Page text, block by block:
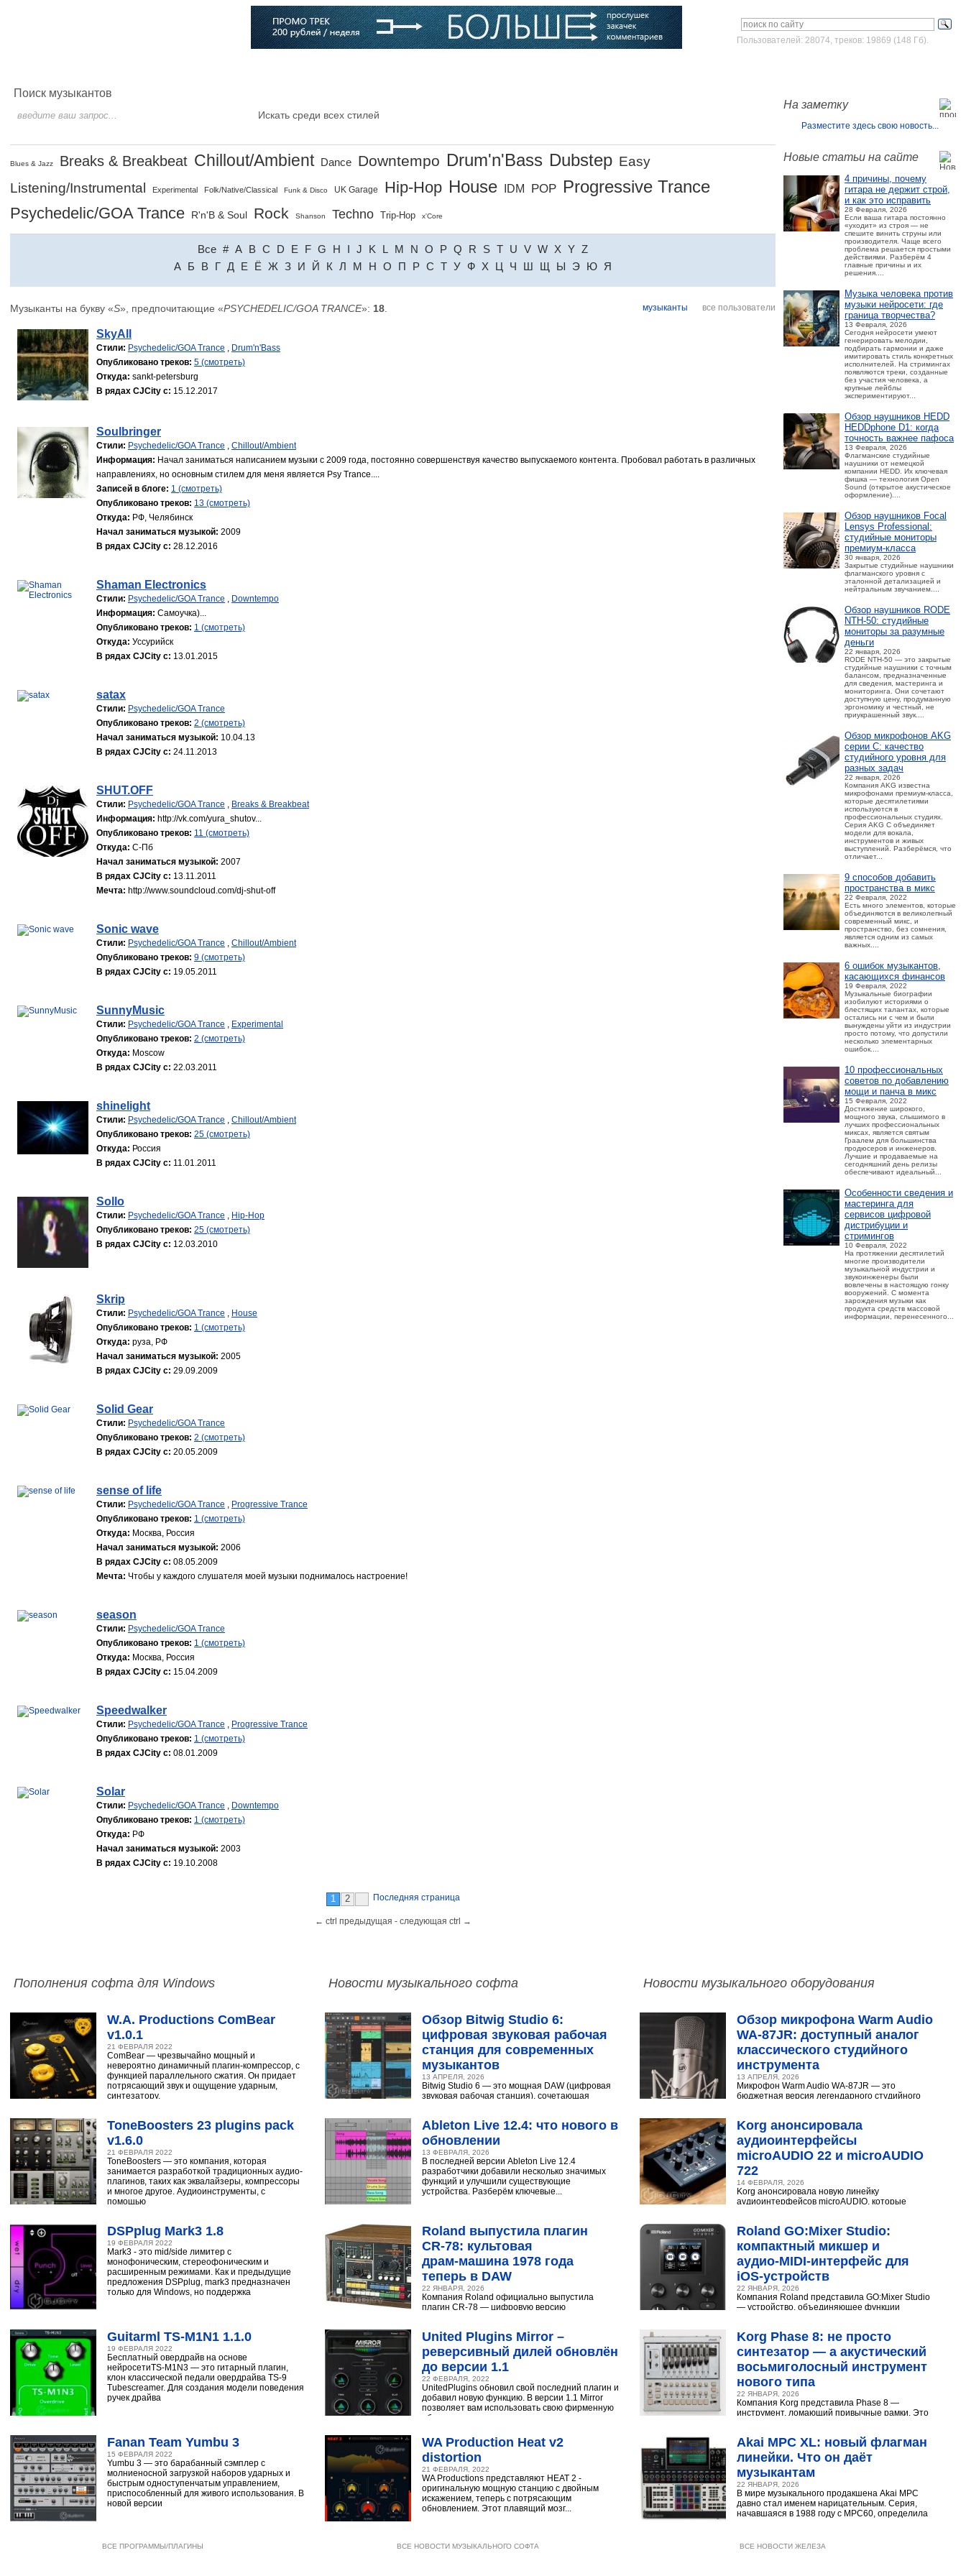
Пользователей: 28074, треков: 19869 (148 Гб).
На заметку
Разместите здесь свою новость...
Новые статьи на сайте
4 причины, почему
гитара не держит строй,
и как это исправить
28 Февраля, 2026
Если ваша гитара постоянно
«уходит» из строя — не
спешите винить струны или
производителя. Чаще всего
проблема решается простыми
действиями. Разберём 4
главные причины и их
решения....
Музыка человека против
музыки нейросети: где
граница творчества?
13 Февраля, 2026
Сегодня нейросети умеют
генерировать мелодии,
подбирать гармонии и даже
имитировать стиль конкретных
исполнителей. На стримингах
появляются треки, созданные
без участия человека, а
крупные лейблы
экспериментируют...
Обзор наушников HEDD
HEDDphone D1: когда
точность важнее пафоса
13 Февраля, 2026
Флагманские студийные
наушники от немецкой
компании HEDD. Их ключевая
фишка — технология Open
Sound (открытое акустическое
оформление)....
Обзор наушников Focal
Lensys Professional:
студийные мониторы
премиум‑класса
30 января, 2026
Закрытые студийные наушники
флагманского уровня с
эталонной детализацией и
нейтральным звучанием....
Обзор наушников RODE
NTH-50: студийные
мониторы за разумные
деньги
22 января, 2026
RODE NTH-50 — это закрытые
студийные наушники с точным
балансом, предназначенные
для сведения, мастеринга и
мониторинга. Они сочетают
доступную цену, продуманную
эргономику и честный, не
приукрашенный звук....
Обзор микрофонов AKG
серии C: качество
студийного уровня для
разных задач
22 января, 2026
Компания AKG известна
микрофонами премиум-класса,
которые десятилетиями
используются в
профессиональных студиях.
Серия AKG C объединяет
модели для вокала,
инструментов и живых
выступлений. Разберёмся, что
отличает...
9 способов добавить
пространства в микс
22 Февраля, 2022
Есть много элементов, которые
объединяются в великолепный
современный микс, и
пространство, без сомнения,
является одним из самых
важных....
6 ошибок музыкантов,
касающихся финансов
19 Февраля, 2022
Музыкальные биографии
изобилуют историями о
блестящих талантах, которые
остались ни с чем и были
вынуждены уйти из индустрии
просто потому, что допустили
несколько элементарных
ошибок....
10 профессиональных
советов по добавлению
мощи и панча в микс
15 Февраля, 2022
Достижение широкого,
мощного звука, слышимого в
лучших профессиональных
миксах, является святым
Граалем для большинства
продюсеров и инженеров.
Лучшие и продаваемые на
сегодняшний день релизы
обеспечивают идеальный...
Особенности сведения и
мастеринга для
сервисов цифровой
дистрибуции и
стримингов
10 Февраля, 2022
На протяжении десятилетий
многие производители
музыкальной индустрии и
звукоинженеры были
вовлечены в настоящую гонку
вооружений. С момента
зарождения музыки как
продукта средств массовой
информации, перенесенного...
Поиск музыкантов
Искать среди всех стилей
Blues & Jazz Breaks & Breakbeat Chillout/Ambient Dance Downtempo Drum'n'Bass Dubstep Easy
Listening/Instrumental
Experimental Folk/Native/Classical Funk & Disco UK Garage Hip-Hop House IDM POP Progressive Trance
Psychedelic/GOA Trance R'n'B & Soul Rock Shanson Techno Trip-Hop x'Core
Все # A B C D E F G H I J K L M N O P Q R S T U V W X Y Z
A Б В Г Д Е Ё Ж З И Й К Л М Н О П Р С Т У Ф Х Ц Ч Ш Щ Ы Э Ю Я
Музыканты на букву «S», предпочитающие «PSYCHEDELIC/GOA TRANCE»: 18 все пользователи
музыканты
SkyAll
Стили: Psychedelic/GOA Trance , Drum'n'Bass
Опубликовано треков: 5 (смотреть)
Откуда: sankt-petersburg
В рядах CJCity с: 15.12.2017
Soulbringer
Стили: Psychedelic/GOA Trance , Chillout/Ambient
Информация: Начал заниматься написанием музыки с 2009 года, постоянно совершенствуя качество выпускаемого контента. Пробовал работать в различных
направлениях, но основным стилем для меня является Psy Trance....
Записей в блоге: 1 (смотреть)
Опубликовано треков: 13 (смотреть)
Откуда: РФ, Челябинск
Начал заниматься музыкой: 2009
В рядах CJCity с: 28.12.2016
Shaman Electronics
Стили: Psychedelic/GOA Trance , Downtempo
Информация: Самоучка)...
Опубликовано треков: 1 (смотреть)
Откуда: Уссурийск
В рядах CJCity с: 13.01.2015
satax
Стили: Psychedelic/GOA Trance
Опубликовано треков: 2 (смотреть)
Начал заниматься музыкой: 10.04.13
В рядах CJCity с: 24.11.2013
SHUT.OFF
Стили: Psychedelic/GOA Trance , Breaks & Breakbeat
Информация: http://vk.com/yura_shutov...
Опубликовано треков: 11 (смотреть)
Откуда: С-Пб
Начал заниматься музыкой: 2007
В рядах CJCity с: 13.11.2011
Мечта: http://www.soundcloud.com/dj-shut-off
Sonic wave
Стили: Psychedelic/GOA Trance , Chillout/Ambient
Опубликовано треков: 9 (смотреть)
В рядах CJCity с: 19.05.2011
SunnyMusic
Стили: Psychedelic/GOA Trance , Experimental
Опубликовано треков: 2 (смотреть)
Откуда: Moscow
В рядах CJCity с: 22.03.2011
shinelight
Стили: Psychedelic/GOA Trance , Chillout/Ambient
Опубликовано треков: 25 (смотреть)
Откуда: Россия
В рядах CJCity с: 11.01.2011
Sollo
Стили: Psychedelic/GOA Trance , Hip-Hop
Опубликовано треков: 25 (смотреть)
В рядах CJCity с: 12.03.2010
Skrip
Стили: Psychedelic/GOA Trance , House
Опубликовано треков: 1 (смотреть)
Откуда: руза, РФ
Начал заниматься музыкой: 2005
В рядах CJCity с: 29.09.2009
Solid Gear
Стили: Psychedelic/GOA Trance
Опубликовано треков: 2 (смотреть)
В рядах CJCity с: 20.05.2009
sense of life
Стили: Psychedelic/GOA Trance , Progressive Trance
Опубликовано треков: 1 (смотреть)
Откуда: Москва, Россия
Начал заниматься музыкой: 2006
В рядах CJCity с: 08.05.2009
Мечта: Чтобы у каждого слушателя моей музыки поднималось настроение!
season
Стили: Psychedelic/GOA Trance
Опубликовано треков: 1 (смотреть)
Откуда: Москва, Россия
В рядах CJCity с: 15.04.2009
Speedwalker
Стили: Psychedelic/GOA Trance , Progressive Trance
Опубликовано треков: 1 (смотреть)
В рядах CJCity с: 08.01.2009
Solar
Стили: Psychedelic/GOA Trance , Downtempo
Опубликовано треков: 1 (смотреть)
Откуда: РФ
Начал заниматься музыкой: 2003
В рядах CJCity с: 19.10.2008
1 2 Последняя страница
← ctrl предыдущая - следующая ctrl →
Пополнения софта для Windows
W.A. Productions ComBear
v1.0.1
21 ФЕВРАЛЯ 2022
ComBear — чрезвычайно мощный и
невероятно динамичный плагин-компрессор, с
функцией параллельного сжатия. Он придает
потрясающий звук и ощущение ударным,
синтезатору,
ToneBoosters 23 plugins pack
v1.6.0
21 ФЕВРАЛЯ 2022
ToneBoosters — это компания, которая
занимается разработкой традиционных аудио-
плагинов, таких как эквалайзеры, компрессоры
и многое другое. Аудиоинструменты, с
помощью
DSPplug Mark3 1.8
19 ФЕВРАЛЯ 2022
Mark3 - это mid/side лимитер с
монофоническим, стереофоническим и
расширенным режимами. Как и предыдущие
предложения DSPplug, mark3 предназначен
только для Windows, но поддержка
Guitarml TS-M1N1 1.1.0
19 ФЕВРАЛЯ 2022
Бесплатный овердрайв на основе
нейросетиTS-M1N3 — это гитарный плагин,
клон классической педали овердрайва TS-9
Tubescreamer. Для создания модели поведения
ручек драйва
Fanan Team Yumbu 3
15 ФЕВРАЛЯ 2022
Yumbu 3 — это барабанный сэмплер с
молниеносной загрузкой наборов ударных и
быстрым одноступенчатым управлением,
приспособленный для живого использования. В
новой версии
ВСЕ ПРОГРАММЫ/ПЛАГИНЫ
Новости музыкального софта
Обзор Bitwig Studio 6:
цифровая звуковая рабочая
станция для современных
музыкантов
13 АПРЕЛЯ, 2026
Bitwig Studio 6 — это мощная DAW (цифровая
звуковая рабочая станция), сочетающая
Ableton Live 12.4: что нового в
обновлении
13 ФЕВРАЛЯ, 2026
В последней версии Ableton Live 12.4
разработчики добавили несколько значимых
функций и улучшили существующие
устройства. Разберём ключевые...
Roland выпустила плагин
CR‑78: культовая
драм‑машина 1978 года
теперь в DAW
22 ЯНВАРЯ, 2026
Компания Roland официально выпустила
плагин CR-78 — цифровую версию
United Plugins Mirror –
реверсивный дилей обновлён
до версии 1.1
22 ФЕВРАЛЯ, 2022
UnitedPlugins обновил свой последний плагин и
добавил новую функцию. В версии 1.1 Mirror
позволяет вам использовать свою фирменную
обратную...
WA Production Heat v2
distortion
21 ФЕВРАЛЯ, 2022
WA Productions представляют HEAT 2 -
оригинальную мощную станцию с двойным
искажением, теперь с потрясающим
обновлением. Этот плавящий мозг...
ВСЕ НОВОСТИ МУЗЫКАЛЬНОГО СОФТА
Новости музыкального оборудования
Обзор микрофона Warm Audio
WA‑87JR: доступный аналог
классического студийного
инструмента
13 АПРЕЛЯ, 2026
Микрофон Warm Audio WA‑87JR — это
бюджетная версия легендарного студийного
Korg анонсировала
аудиоинтерфейсы
microAUDIO 22 и microAUDIO
722
14 ФЕВРАЛЯ, 2026
Korg анонсировала новую линейку
аудиоинтерфейсов microAUDIO, которые
Roland GO:Mixer Studio:
компактный микшер и
аудио‑MIDI‑интерфейс для
iOS‑устройств
22 ЯНВАРЯ, 2026
Компания Roland представила GO:Mixer Studio
— устройство, объединяющее функции
Korg Phase 8: не просто
синтезатор — а акустический
восьмиголосный инструмент
нового типа
22 ЯНВАРЯ, 2026
Компания Korg представила Phase 8 —
инструмент, ломающий привычные рамки. Это
Akai MPC XL: новый флагман
линейки. Что он даёт
музыкантам
22 ЯНВАРЯ, 2026
В мире музыкального продакшена Akai MPC
давно стал именем нарицательным. Серия,
начавшаяся в 1988 году с MPC60, определила
ВСЕ НОВОСТИ ЖЕЛЕЗА